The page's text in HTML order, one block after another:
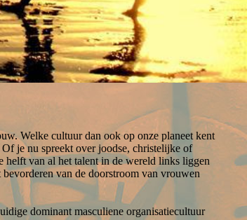
Welke cultuur dan ook op onze planeet kent
je nu spreekt over joodse, christelijke of
helft van al het talent in de wereld links liggen
van de doorstroom van vrouwen
dominant masculiene organisatiecultuur